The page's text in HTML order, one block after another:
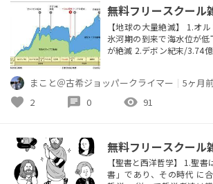
無料フリースクール
【地球の大量絶滅】 1.オ
氷河期の到来で海水位が
が絶滅 2.デボン紀末/3.74
の酸性化に より、海洋生物
末/2.01億年前 大規模な火
より、魚類 爬虫類が激減し
まこと＠古希ジョッパークライマー ｜ 5ヶ月
favorite 2 chat 0 visibility 91
無料フリースクール
【聖書と西洋哲学】 1.聖
書」であり、その時代 に